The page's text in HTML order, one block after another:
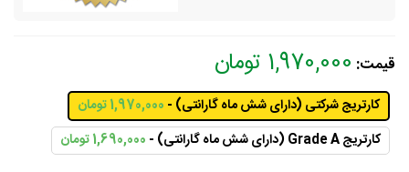
قیمت: 1,970,000 تومان
کارتریج شرکتی (دارای شش ماه گارانتی) - 1,970,000 تومان
کارتریج Grade A (دارای شش ماه گارانتی) -
1,690,000 تومان